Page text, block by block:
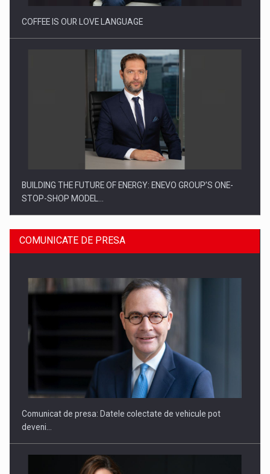
COFFEE IS OUR LOVE LANGUAGE
BUILDING THE FUTURE OF ENERGY: ENEVO GROUP’S ONE-
STOP-SHOP MODEL…
ROOTED IN ROMANIA, BUILT TO DELIVER TECHNOLOGY FOR
COMUNICATE DE PRESA
Comunicat de presa: Datele colectate de vehicule pot
deveni…